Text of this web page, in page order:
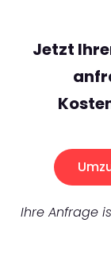
Jetzt
Ihre Anfrage